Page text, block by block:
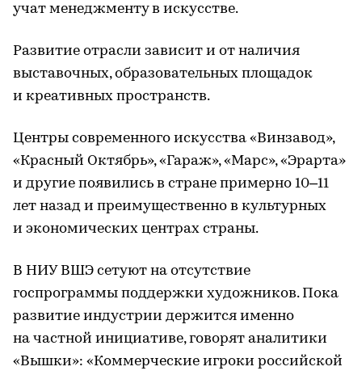
учат менеджменту в искусстве.
Развитие отрасли зависит и от наличия
выставочных, образовательных площадок
и креативных пространств.
Центры современного искусства «Винзавод»,
«Красный Октябрь», «Гараж», «Марс», «Эрарта»
и другие появились в стране примерно 10–11
лет назад и преимущественно в культурных
и экономических центрах страны.
В НИУ ВШЭ сетуют на отсутствие
госпрограммы поддержки художников. Пока
развитие индустрии держится именно
на частной инициативе, говорят аналитики
«Вышки»: «Коммерческие игроки российской